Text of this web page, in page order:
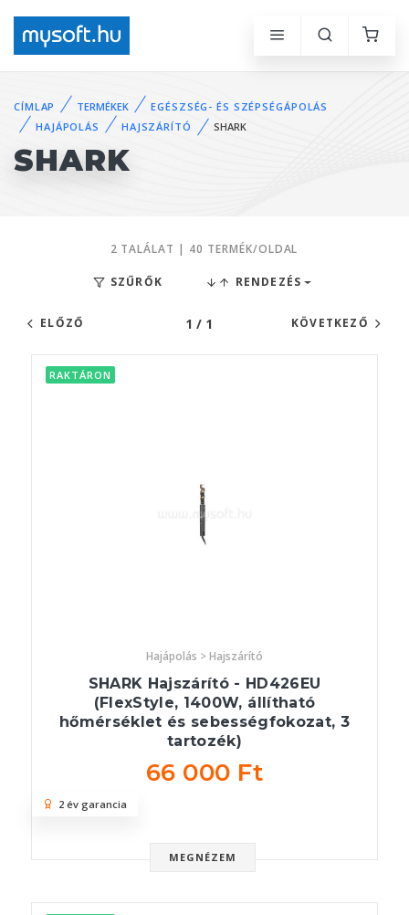
CÍMLAP TERMÉKEK
EGÉSZSÉG- ÉS SZÉPSÉGÁPOLÁS
HAJÁPOLÁS
HAJSZÁRÍTÓ SHARK
SHARK
2 TALÁLAT | 40 TERMÉK/OLDAL
SZŰRŐK RENDEZÉS
ELŐZŐ 1 / 1 KÖVETKEZŐ
RAKTÁRON
Hajápolás > Hajszárító
SHARK Hajszárító - HD426EU
(FlexStyle, 1400W, állítható
hőmérséklet és sebességfokozat, 3
tartozék)
66 000 Ft
MEGNÉZEM
2 év garancia